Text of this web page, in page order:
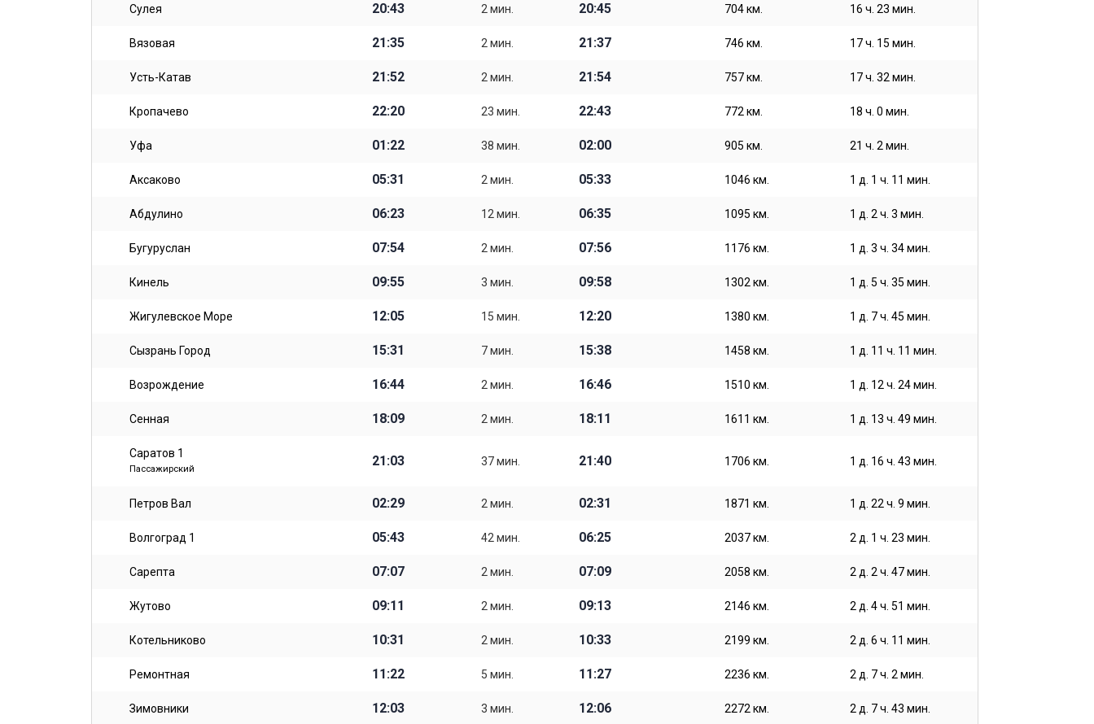
Сулея 20:43 2 мин. 20:45 704 км. 16 ч. 23 мин.
Вязовая 21:35 2 мин. 21:37 746 км. 17 ч. 15 мин.
Усть-Катав 21:52 2 мин. 21:54 757 км. 17 ч. 32 мин.
Кропачево 22:20 23 мин. 22:43 772 км. 18 ч. 0 мин.
Уфа 01:22 38 мин. 02:00 905 км. 21 ч. 2 мин.
Аксаково 05:31 2 мин. 05:33 1046 км. 1 д. 1 ч. 11 мин.
Абдулино 06:23 12 мин. 06:35 1095 км. 1 д. 2 ч. 3 мин.
Бугуруслан 07:54 2 мин. 07:56 1176 км. 1 д. 3 ч. 34 мин.
Кинель 09:55 3 мин. 09:58 1302 км. 1 д. 5 ч. 35 мин.
Жигулевское Море 12:05 15 мин. 12:20 1380 км. 1 д. 7 ч. 45 мин.
Сызрань Город 15:31 7 мин. 15:38 1458 км. 1 д. 11 ч. 11 мин.
Возрождение 16:44 2 мин. 16:46 1510 км. 1 д. 12 ч. 24 мин.
Сенная 18:09 2 мин. 18:11 1611 км. 1 д. 13 ч. 49 мин.
Саратов 1
Пассажирский
21:03 37 мин. 21:40 1706 км. 1 д. 16 ч. 43 мин.
Петров Вал 02:29 2 мин. 02:31 1871 км. 1 д. 22 ч. 9 мин.
Волгоград 1 05:43 42 мин. 06:25 2037 км. 2 д. 1 ч. 23 мин.
Сарепта 07:07 2 мин. 07:09 2058 км. 2 д. 2 ч. 47 мин.
Жутово 09:11 2 мин. 09:13 2146 км. 2 д. 4 ч. 51 мин.
Котельниково 10:31 2 мин. 10:33 2199 км. 2 д. 6 ч. 11 мин.
Ремонтная 11:22 5 мин. 11:27 2236 км. 2 д. 7 ч. 2 мин.
Зимовники 12:03 3 мин. 12:06 2272 км. 2 д. 7 ч. 43 мин.